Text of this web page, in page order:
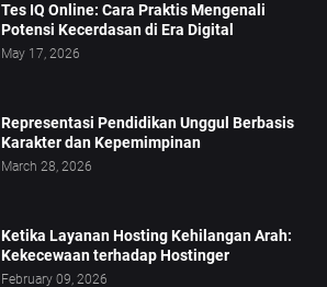
Tes IQ Online: Cara Praktis Mengenali
Potensi Kecerdasan di Era Digital
May 17, 2026
Representasi Pendidikan Unggul Berbasis
Karakter dan Kepemimpinan
March 28, 2026
Ketika Layanan Hosting Kehilangan Arah:
Kekecewaan terhadap Hostinger
February 09, 2026